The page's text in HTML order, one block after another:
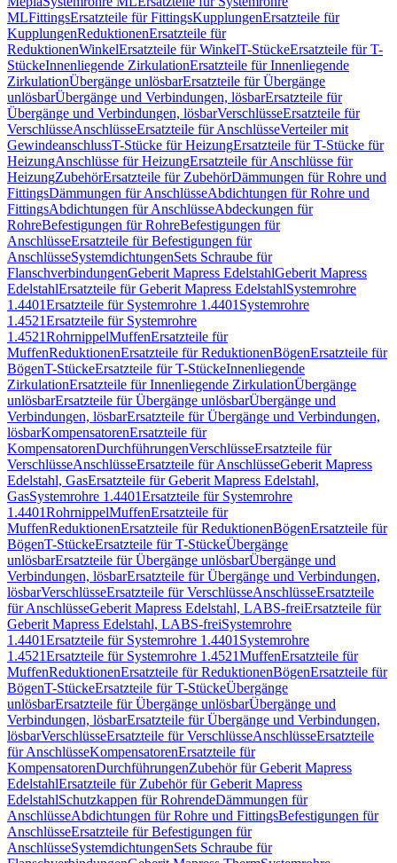
MLFittingsErsatzteile für FittingsKupplungenErsatzteile für
KupplungenReduktionenErsatzteile für
ReduktionenWinkelErsatzteile für WinkelT-StückeErsatzteile für T-
StückeInnenliegende ZirkulationErsatzteile für Innenliegende
ZirkulationÜbergänge unlösbarErsatzteile für Übergänge
unlösbarÜbergänge und Verbindungen, lösbarErsatzteile für
Übergänge und Verbindungen, lösbarVerschlüsseErsatzteile für
VerschlüsseAnschlüsseErsatzteile für AnschlüsseVerteiler mit
GewindeanschlussT-Stücke für HeizungErsatzteile für T-Stücke für
HeizungAnschlüsse für HeizungErsatzteile für Anschlüsse für
HeizungZubehörErsatzteile für ZubehörDämmungen für Rohre und
FittingsDämmungen für AnschlüsseAbdichtungen für Rohre und
FittingsAbdichtungen für AnschlüsseAbdeckungen für
RohreBefestigungen für RohreBefestigungen für
AnschlüsseErsatzteile für Befestigungen für
AnschlüsseSystemdichtungenSets Schraube für
FlanschverbindungenGeberit Mapress EdelstahlGeberit Mapress
EdelstahlErsatzteile für Geberit Mapress EdelstahlSystemrohre
1.4401Ersatzteile für Systemrohre 1.4401 Systemrohre
1.4521Ersatzteile für Systemrohre
1.4521RohrnippelMuffenErsatzteile für
MuffenReduktionenErsatzteile für ReduktionenBögenErsatzteile für
BögenT-StückeErsatzteile für T-StückeInnenliegende
ZirkulationErsatzteile für Innenliegende ZirkulationÜbergänge
unlösbarErsatzteile für Übergänge unlösbarÜbergänge und
Verbindungen, lösbarErsatzteile für Übergänge und Verbindungen,
lösbarKompensatorenErsatzteile für
KompensatorenDurchführungenVerschlüsseErsatzteile für
VerschlüsseAnschlüsseErsatzteile für AnschlüsseGeberit Mapress
Edelstahl, GasErsatzteile für Geberit Mapress Edelstahl,
GasSystemrohre 1.4401Ersatzteile für Systemrohre
1.4401RohrnippelMuffenErsatzteile für
MuffenReduktionenErsatzteile für ReduktionenBögenErsatzteile für
BögenT-StückeErsatzteile für T-StückeÜbergänge
unlösbarErsatzteile für Übergänge unlösbarÜbergänge und
Verbindungen, lösbarErsatzteile für Übergänge und Verbindungen,
lösbarVerschlüsseErsatzteile für VerschlüsseAnschlüsseErsatzteile
für AnschlüsseGeberit Mapress Edelstahl, LABS-freiErsatzteile für
Geberit Mapress Edelstahl, LABS-freiSystemrohre
1.4401Ersatzteile für Systemrohre 1.4401 Systemrohre
1.4521Ersatzteile für Systemrohre 1.4521MuffenErsatzteile für
MuffenReduktionenErsatzteile für ReduktionenBögenErsatzteile für
BögenT-StückeErsatzteile für T-StückeÜbergänge
unlösbarErsatzteile für Übergänge unlösbarÜbergänge und
Verbindungen, lösbarErsatzteile für Übergänge und Verbindungen,
lösbarVerschlüsseErsatzteile für VerschlüsseAnschlüsseErsatzteile
für AnschlüsseKompensatorenErsatzteile für
KompensatorenDurchführungenZubehör für Geberit Mapress
EdelstahlErsatzteile für Zubehör für Geberit Mapress
EdelstahlSchutzkappen für RohrendeDämmungen für
AnschlüsseAbdichtungen für Rohre und FittingsBefestigungen für
AnschlüsseErsatzteile für Befestigungen für
AnschlüsseSystemdichtungenSets Schraube für